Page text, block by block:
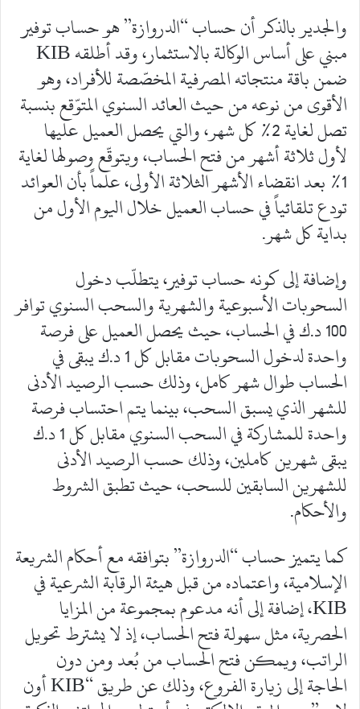
والجدير بالذكر أن حساب “الدروازة” هو حساب توفير
مبني على أساس الوكالة بالاستثمار، وقد أطلقه KIB
ضمن باقة منتجاته المصرفية المخصّصة للأفراد، وهو
الأقوى من نوعه من حيث العائد السنوي المتوّقع بنسبة
تصل لغاية 2% كل شهر، والتي يحصل العميل عليها
لأول ثلاثة أشهر من فتح الحساب، ويتوقّع وصولها لغاية
1% بعد انقضاء الأشهر الثلاثة الأولى، علماً بأن العوائد
تودع تلقائياً في حساب العميل خلال اليوم الأول من
بداية كل شهر.
وإضافة إلى كونه حساب توفير، يتطلّب دخول
السحوبات الأسبوعية والشهرية والسحب السنوي توافر
100 د.ك في الحساب، حيث يحصل العميل على فرصة
واحدة لدخول السحوبات مقابل كل 1 د.ك يبقى في
الحساب طوال شهر كامل، وذلك حسب الرصيد الأدنى
للشهر الذي يسبق السحب، بينما يتم احتساب فرصة
واحدة للمشاركة في السحب السنوي مقابل كل 1 د.ك
يبقى شهرين كاملين، وذلك حسب الرصيد الأدنى
للشهرين السابقين للسحب، حيث تطبق الشروط
والأحكام.
كما يتميز حساب “الدروازة” بتوافقه مع أحكام الشريعة
الإسلامية، واعتماده من قبل هيئة الرقابة الشرعية في
KIB، إضافة إلى أنه مدعوم بمجموعة من المزايا
الحصرية، مثل سهولة فتح الحساب، إذ لا يشترط تحويل
الراتب، ويمكن فتح الحساب من بُعد ومن دون
الحاجة إلى زيارة الفروع، وذلك عن طريق “KIB أون